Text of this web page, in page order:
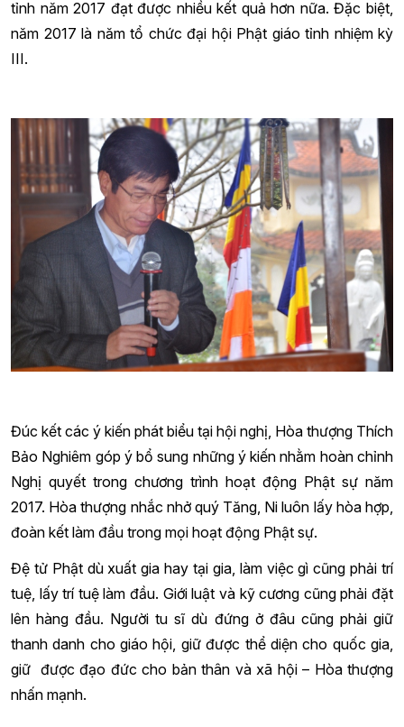
tỉnh năm 2017 đạt được nhiều kết quả hơn nữa. Đặc biệt,
năm 2017 là năm tổ chức đại hội Phật giáo tỉnh nhiệm kỳ
III.
Đúc kết các ý kiến phát biểu tại hội nghị, Hòa thượng Thích
Bảo Nghiêm góp ý bổ sung những ý kiến nhằm hoàn chỉnh
Nghị quyết trong chương trình hoạt động Phật sự năm
2017. Hòa thượng nhắc nhở quý Tăng, Ni luôn lấy hòa hợp,
đoàn kết làm đầu trong mọi hoạt động Phật sự.
Đệ tử Phật dù xuất gia hay tại gia, làm việc gì cũng phải trí
tuệ, lấy trí tuệ làm đầu. Giới luật và kỹ cương cũng phải đặt
lên hàng đầu. Người tu sĩ dù đứng ở đâu cũng phải giữ
thanh danh cho giáo hội, giữ được thể diện cho quốc gia,
giữ được đạo đức cho bản thân và xã hội – Hòa thượng
nhấn mạnh.